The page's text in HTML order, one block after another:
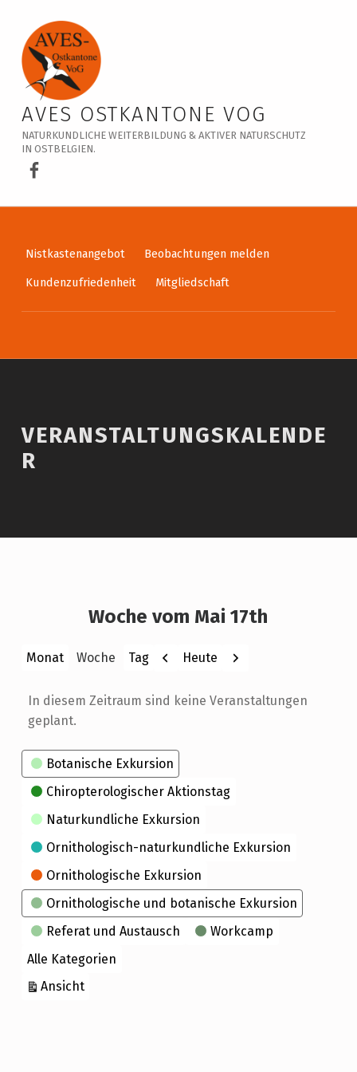
Veranstaltungskalender – AVES Ostkantone VoG
AVES OSTKANTONE VOG
NATURKUNDLICHE WEITERBILDUNG & AKTIVER NATURSCHUTZ
IN OSTBELGIEN.
AVES Ostkantone bei Facebook
Nistkastenangebot
Beobachtungen melden
Kundenzufriedenheit
Mitgliedschaft
VERANSTALTUNGSKALENDE
R
Woche vom Mai 17th
Monat Woche Tag Zurück
Heute Weiter
In diesem Zeitraum sind keine Veranstaltungen
geplant.
Kategorien
Botanische Exkursion
Chiropterologischer Aktionstag
Naturkundliche Exkursion
Ornithologisch-naturkundliche Exkursion
Ornithologische Exkursion
Ornithologische und botanische Exkursion
Referat und Austausch
Workcamp
Alle Kategorien
Ansichtausdrucken